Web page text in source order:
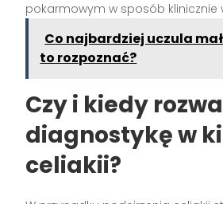
pokarmowym w sposób klinicznie
Co najbardziej uczula
to rozpoznać?
Czy i kiedy
diagnostykę w
celiakii?